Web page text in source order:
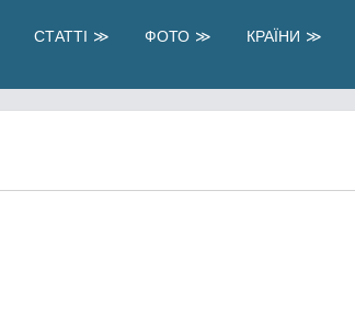
СТАТТІ ФОТО КРАЇНИ